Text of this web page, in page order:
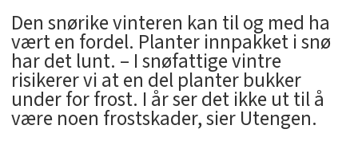
Den snørike vinteren kan til og med ha
vært en fordel. Planter innpakket i snø
har det lunt. – I snøfattige vintre
risikerer vi at en del planter bukker
under for frost. I år ser det ikke ut til å
være noen frostskader, sier Utengen.